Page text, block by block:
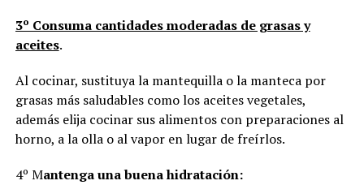
3º Consuma cantidades moderadas de grasas y
aceites.
Al cocinar, sustituya la mantequilla o la manteca por
grasas más saludables como los aceites vegetales,
además elija cocinar sus alimentos con preparaciones al
horno, a la olla o al vapor en lugar de freírlos.
4º Mantenga una buena hidratación: